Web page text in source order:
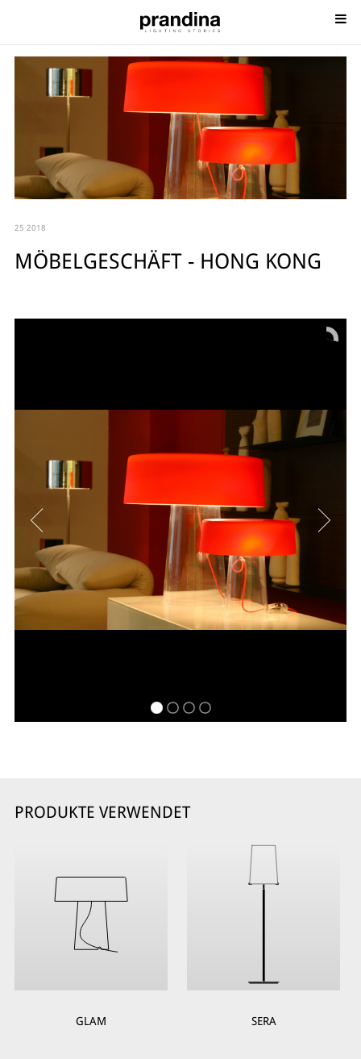
25 2018
MÖBELGESCHÄFT - HONG KONG
PRODUKTE VERWENDET
GLAM SERA